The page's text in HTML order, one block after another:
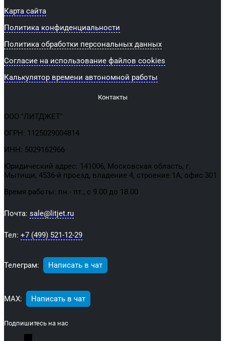
Карта сайта
Политика конфиденциальности
Политика обработки персональных данных
Согласие на использование файлов cookies
Калькулятор времени автономной работы
Контакты
ООО "ЛИТДЖЕТ"
ОГРН: 1125029004814
ИНН: 5029162966
Юридический адрес: 141006, Московская область, г.
Мытищи, 4536-й проезд, владение 4, строение 1А, офис 301
Время работы: пн.- пт., с 9.00 до 18.00
Почта: sale@litjet.ru
Тел: +7 (499) 521-12-29
Телеграм: Написать в чат
МАХ: Написать в чат
Подпишитесь на нас